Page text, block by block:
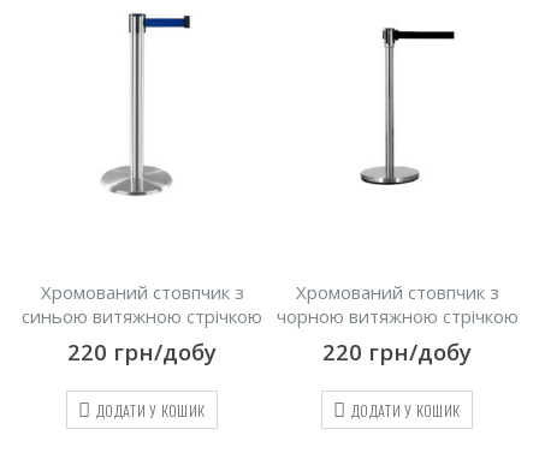
Хромований стовпчик з
синьою витяжною стрічкою
220 грн/добу
ДОДАТИ У КОШИК
Хромований стовпчик з
чорною витяжною стрічкою
220 грн/добу
ДОДАТИ У КОШИК